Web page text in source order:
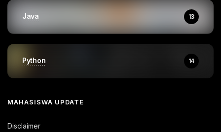
Java 13
Python 14
MAHASISWA UPDATE
Disclaimer